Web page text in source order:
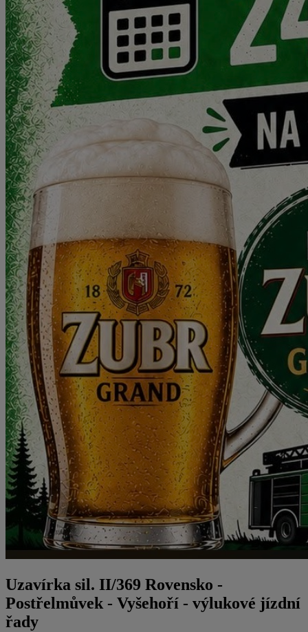
Uzavírka sil. II/369 Rovensko -
Postřelmůvek - Vyšehoří - výlukové jízdní
řady